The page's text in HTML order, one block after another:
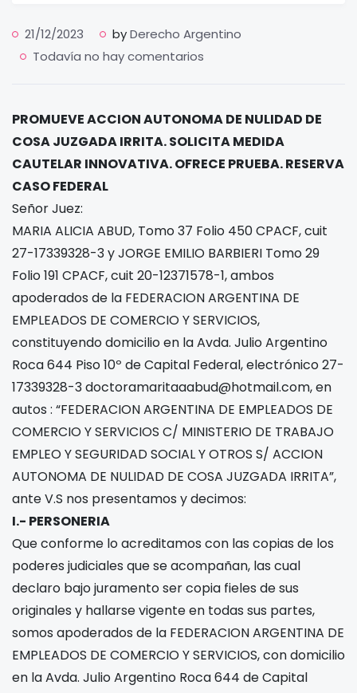
21/12/2023 byDerecho Argentino
Todavía no hay comentarios
PROMUEVE ACCION AUTONOMA DE NULIDAD DE
COSA JUZGADA IRRITA. SOLICITA MEDIDA
CAUTELAR INNOVATIVA. OFRECE PRUEBA. RESERVA
CASO FEDERAL
Señor Juez:
MARIA ALICIA ABUD, Tomo 37 Folio 450 CPACF, cuit
27-17339328-3 y JORGE EMILIO BARBIERI Tomo 29
Folio 191 CPACF, cuit 20-12371578-1, ambos
apoderados de la FEDERACION ARGENTINA DE
EMPLEADOS DE COMERCIO Y SERVICIOS,
constituyendo domicilio en la Avda. Julio Argentino
Roca 644 Piso 10º de Capital Federal, electrónico 27-
17339328-3doctoramaritaaabud@hotmail.com, en
autos : “FEDERACION ARGENTINA DE EMPLEADOS DE
COMERCIO Y SERVICIOS C/ MINISTERIO DE TRABAJO
EMPLEO Y SEGURIDAD SOCIAL Y OTROS S/ ACCION
AUTONOMA DE NULIDAD DE COSA JUZGADA IRRITA”,
ante V.S nos presentamos y decimos:
I.- PERSONERIA
Que conforme lo acreditamos con las copias de los
poderes judiciales que se acompañan, las cual
declaro bajo juramento ser copia fieles de sus
originales y hallarse vigente en todas sus partes,
somos apoderados de la FEDERACION ARGENTINA DE
EMPLEADOS DE COMERCIO Y SERVICIOS, con domicilio
en la Avda. Julio Argentino Roca 644 de Capital